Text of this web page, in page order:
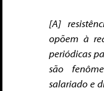
[A]
opõem à
periódicas
são
salariado e